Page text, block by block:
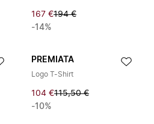
167 €194 €
-14%
PREMIATA
Logo T-Shirt
104 €115,50 €
-10%